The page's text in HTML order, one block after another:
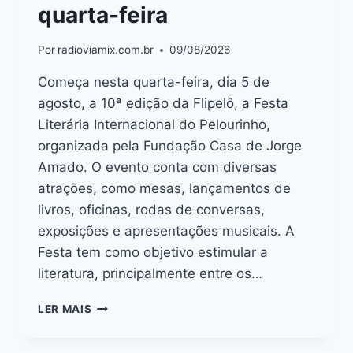
quarta-feira
Por radioviamix.com.br 09/08/2026
Começa nesta quarta-feira, dia 5 de
agosto, a 10ª edição da Flipelô, a Festa
Literária Internacional do Pelourinho,
organizada pela Fundação Casa de Jorge
Amado. O evento conta com diversas
atrações, como mesas, lançamentos de
livros, oficinas, rodas de conversas,
exposições e apresentações musicais. A
Festa tem como objetivo estimular a
literatura, principalmente entre os…
LER MAIS